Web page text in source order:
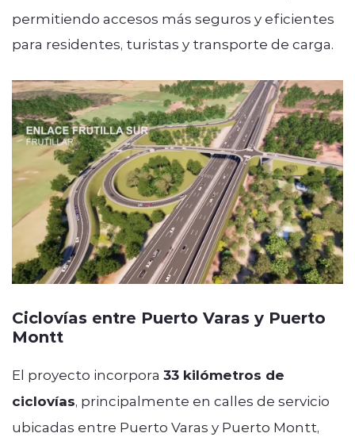
permitiendo accesos más seguros y eficientes
para residentes, turistas y transporte de carga.
Ciclovías entre Puerto Varas y Puerto
Montt
El proyecto incorpora 33 kilómetros de
ciclovías, principalmente en calles de servicio
ubicadas entre Puerto Varas y Puerto Montt,